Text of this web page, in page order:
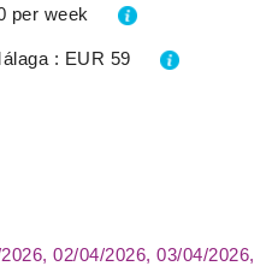
per week
: EUR 59
02/04/2026, 03/04/2026,